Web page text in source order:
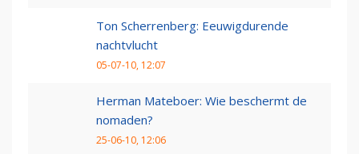
Ton Scherrenberg: Eeuwigdurende
nachtvlucht
05-07-10, 12:07
Herman Mateboer: Wie beschermt de
nomaden?
25-06-10, 12:06